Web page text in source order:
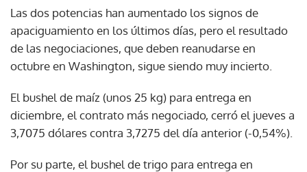
Las dos potencias han aumentado los signos de
apaciguamiento en los últimos días, pero el resultado
de las negociaciones, que deben reanudarse en
octubre en Washington, sigue siendo muy incierto.
El bushel de maíz (unos 25 kg) para entrega en
diciembre, el contrato más negociado, cerró el jueves a
3,7075 dólares contra 3,7275 del día anterior (-0,54%).
Por su parte, el bushel de trigo para entrega en